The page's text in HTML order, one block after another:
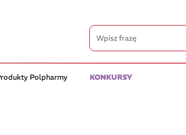
Polpharmy KONKURSY